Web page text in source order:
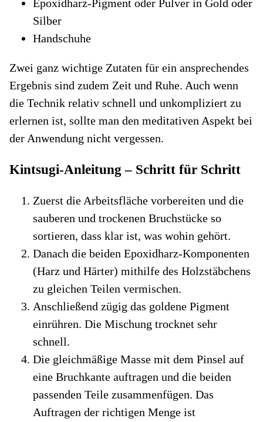
Epoxidharz-Pigment oder Pulver in Gold oder
Silber
Handschuhe
Zwei ganz wichtige Zutaten für ein ansprechendes
Ergebnis sind zudem Zeit und Ruhe. Auch wenn
die Technik relativ schnell und unkompliziert zu
erlernen ist, sollte man den meditativen Aspekt bei
der Anwendung nicht vergessen.
Kintsugi-Anleitung – Schritt für Schritt
Zuerst die Arbeitsfläche vorbereiten und die
sauberen und trockenen Bruchstücke so
sortieren, dass klar ist, was wohin gehört.
Danach die beiden Epoxidharz-Komponenten
(Harz und Härter) mithilfe des Holzstäbchens
zu gleichen Teilen vermischen.
Anschließend zügig das goldene Pigment
einrühren. Die Mischung trocknet sehr
schnell.
Die gleichmäßige Masse mit dem Pinsel auf
eine Bruchkante auftragen und die beiden
passenden Teile zusammenfügen. Das
Auftragen der richtigen Menge ist